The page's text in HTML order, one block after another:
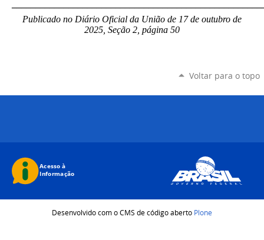
Publicado no Diário Oficial da União de 17 de outubro de
2025, Seção 2, página 50
Voltar para o topo
Desenvolvido com o CMS de código aberto Plone